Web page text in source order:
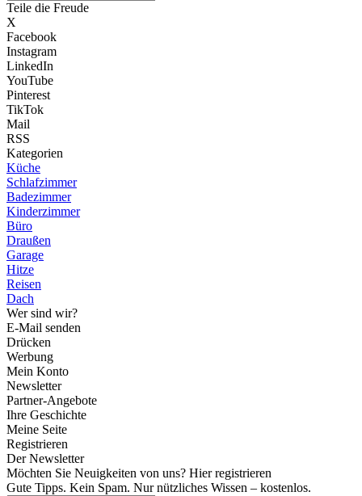
Teile die Freude
X
Facebook
Instagram
LinkedIn
YouTube
Pinterest
TikTok
Mail
RSS
Kategorien
Küche
Schlafzimmer
Badezimmer
Kinderzimmer
Büro
Draußen
Garage
Hitze
Reisen
Dach
Wer sind wir?
E-Mail senden
Drücken
Werbung
Mein Konto
Newsletter
Partner-Angebote
Ihre Geschichte
Meine Seite
Registrieren
Der Newsletter
Möchten Sie Neuigkeiten von uns? Hier registrieren
Gute Tipps. Kein Spam. Nur nützliches Wissen – kostenlos.